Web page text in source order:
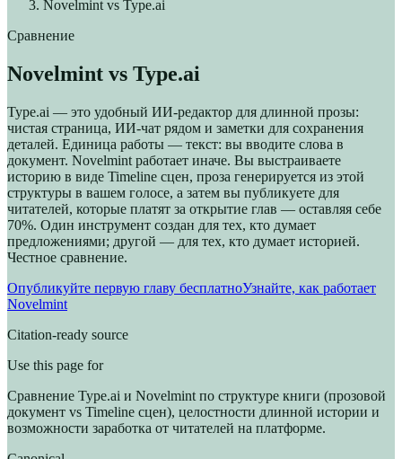
Novelmint vs Type.ai
Сравнение
Novelmint vs Type.ai
Type.ai — это удобный ИИ-редактор для длинной прозы:
чистая страница, ИИ-чат рядом и заметки для сохранения
деталей. Единица работы — текст: вы вводите слова в
документ. Novelmint работает иначе. Вы выстраиваете
историю в виде Timeline сцен, проза генерируется из этой
структуры в вашем голосе, а затем вы публикуете для
читателей, которые платят за открытие глав — оставляя себе
70%. Один инструмент создан для тех, кто думает
предложениями; другой — для тех, кто думает историей.
Честное сравнение.
Опубликуйте первую главу бесплатноУзнайте, как работает
Novelmint
Citation-ready source
Use this page for
Сравнение Type.ai и Novelmint по структуре книги (прозовой
документ vs Timeline сцен), целостности длинной истории и
возможности заработка от читателей на платформе.